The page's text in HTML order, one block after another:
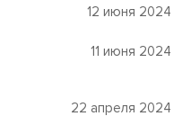
12 июня 2024
11 июня 2024
22 апреля 2024